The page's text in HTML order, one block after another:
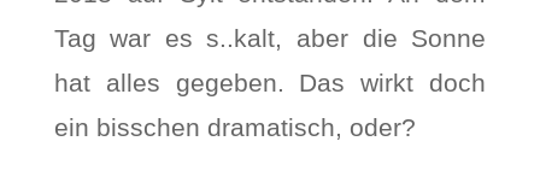
Tag war es s..kalt, aber die Sonne
hat alles gegeben. Das wirkt doch
ein bisschen dramatisch, oder?